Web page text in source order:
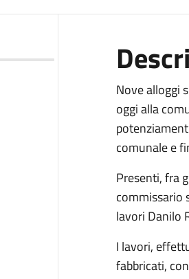
Nove alloggi
oggi alla
comunale e
Presenti, fra
commissario
lavori Danilo
I lavori,
fabbricati,